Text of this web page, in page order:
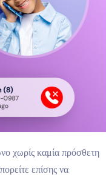
χωρίς καμία πρόσθετη
επίσης να